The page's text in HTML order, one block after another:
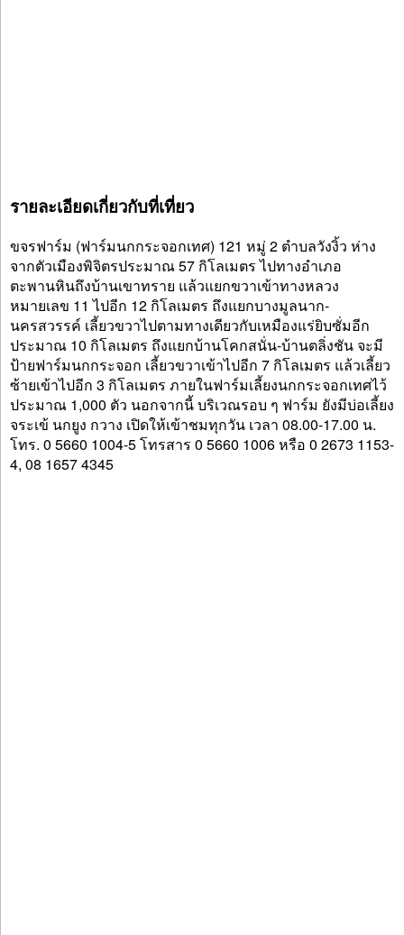
รายละเอียดเกี่ยวกับที่เที่ยว
ขจรฟาร์ม (ฟาร์มนกกระจอกเทศ) 121 หมู่ 2 ตำบลวังงิ้ว ห่าง
จากตัวเมืองพิจิตรประมาณ 57 กิโลเมตร ไปทางอำเภอ
ตะพานหินถึงบ้านเขาทราย แล้วแยกขวาเข้าทางหลวง
หมายเลข 11 ไปอีก 12 กิโลเมตร ถึงแยกบางมูลนาก-
นครสวรรค์ เลี้ยวขวาไปตามทางเดียวกับเหมืองแร่ยิบซั่มอีก
ประมาณ 10 กิโลเมตร ถึงแยกบ้านโคกสนั่น-บ้านตลิ่งชัน จะมี
ป้ายฟาร์มนกกระจอก เลี้ยวขวาเข้าไปอีก 7 กิโลเมตร แล้วเลี้ยว
ซ้ายเข้าไปอีก 3 กิโลเมตร ภายในฟาร์มเลี้ยงนกกระจอกเทศไว้
ประมาณ 1,000 ตัว นอกจากนี้ บริเวณรอบ ๆ ฟาร์ม ยังมีบ่อเลี้ยง
จระเข้ นกยูง กวาง เปิดให้เข้าชมทุกวัน เวลา 08.00-17.00 น.
โทร. 0 5660 1004-5 โทรสาร 0 5660 1006 หรือ 0 2673 1153-
4, 08 1657 4345